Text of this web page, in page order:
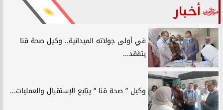
أخبار
في أولى جولاته الميدانية.. وكيل صحة قنا
يتفقد...
وكيل ” صحة قنا ” يتابع الإستقبال والعمليات...